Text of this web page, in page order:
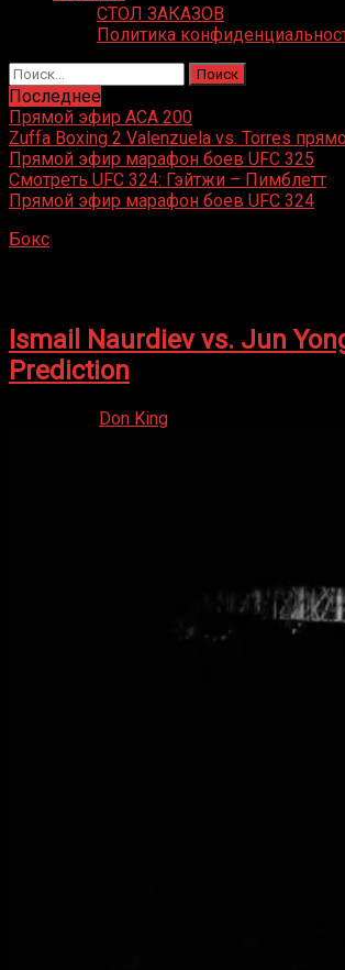
СТОЛ ЗАКАЗОВ
Политика
Найти:
Последнее
Прямой эфир ACA 200
Zuffa Boxing 2 Valenzuela vs. Torres
Прямой эфир марафон боев UFC 325
Смотреть UFC 324: Гэйтжи – Пимблетт
Прямой эфир марафон боев UFC 324
Бокс
Ismail Naurdiev vs. Jun
Prediction
Don King